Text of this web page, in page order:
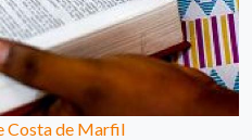
Costa de Marfil